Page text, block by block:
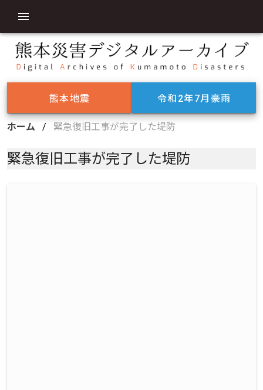
熊本地震 令和2年7月豪雨
ホーム / 緊急復旧工事が完了した堤防
緊急復旧工事が完了した堤防